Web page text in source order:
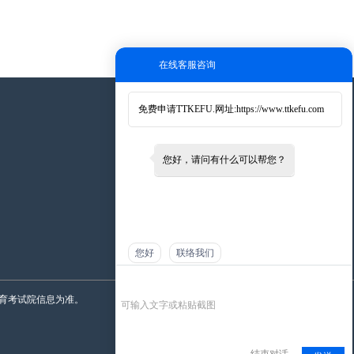
添加微信
试院信息为准。
在线客服咨询
免费申请TTKEFU.网址:https://www.ttkefu.com
您好，请问有什么可以帮您？
您好 联络我们